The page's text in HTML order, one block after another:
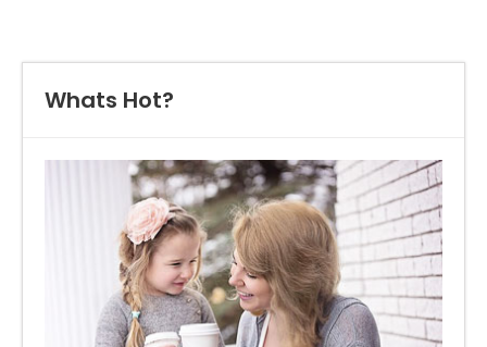
Whats Hot?